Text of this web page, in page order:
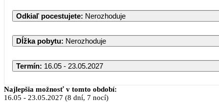
Odkiaľ pocestujete: Nerozhoduje
Dĺžka pobytu: Nerozhoduje
Termín: 16.05 - 23.05.2027
Najlepšia možnosť v tomto období:
16.05 - 23.05.2027 (8 dní, 7 nocí)